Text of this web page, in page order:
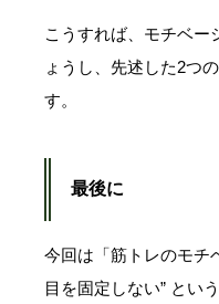
こうすれば、モチベー
ょうし、先述した2つ
す。
最後に
今回は「筋トレのモチ
目を固定しない” とい